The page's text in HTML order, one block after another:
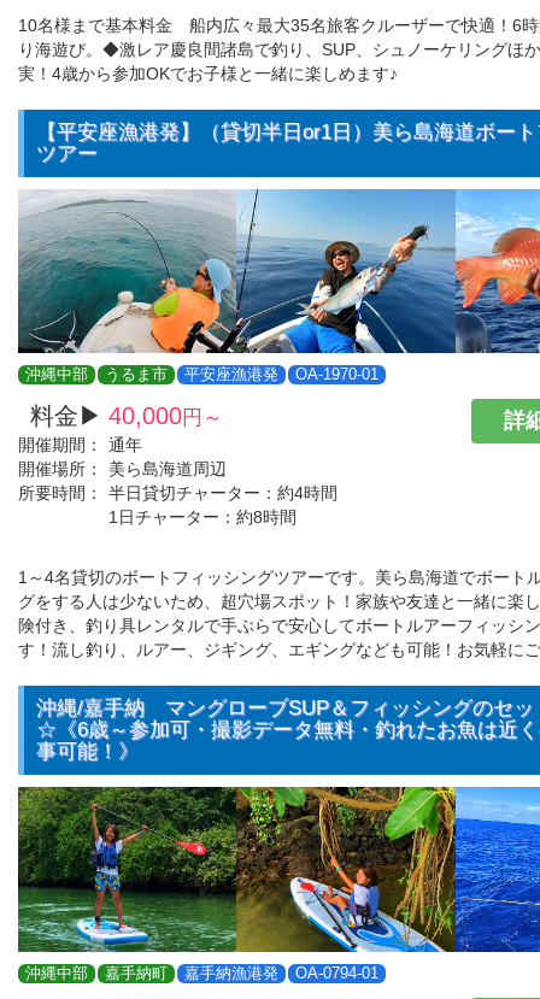
10名様まで基本料金 船内広々最大35名旅客クルーザーで快適！6
り海遊び。◆激レア慶良間諸島で釣り、SUP、シュノーケリングほ
実！4歳から参加OKでお子様と一緒に楽しめます♪
【平安座漁港発】（貸切半日or1日）美ら島海道ボー
ツアー
沖縄中部 うるま市 平安座漁港発 OA-1970-01
料金▶ 40,000円～
開催期間：
通年
開催場所：
美ら島海道周辺
所要時間：
半日貸切チャーター：約4時間
1日チャーター：約8時間
詳
1～4名貸切のボートフィッシングツアーです。美ら島海道でボート
グをする人は少ないため、超穴場スポット！家族や友達と一緒に楽
険付き、釣り具レンタルで手ぶらで安心してボートルアーフィッシ
す！流し釣り、ルアー、ジギング、エギングなども可能！お気軽に
沖縄/嘉手納 マングローブSUP＆フィッシングのセッ
☆《6歳～参加可・撮影データ無料・釣れたお魚は近
事可能！》
沖縄中部 嘉手納町 嘉手納漁港発 OA-0794-01